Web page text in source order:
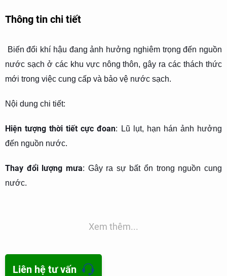
Thông tin chi tiết
Biến đổi khí hậu đang ảnh hưởng nghiêm trọng đến nguồn
nước sạch ở các khu vực nông thôn, gây ra các thách thức
mới trong việc cung cấp và bảo vệ nước sạch.
Nội dung chi tiết:
Hiện tượng thời tiết cực đoan: Lũ lụt, hạn hán ảnh hưởng
đến nguồn nước.
Thay đổi lượng mưa: Gây ra sự bất ổn trong nguồn cung
nước.
phó với biến đổi khí hậu.
Xem thêm...
Liên hệ tư vấn